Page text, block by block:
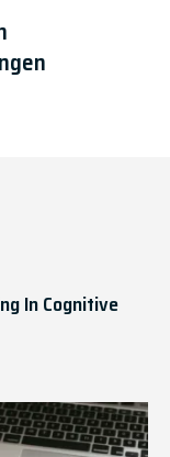
In Cognitive